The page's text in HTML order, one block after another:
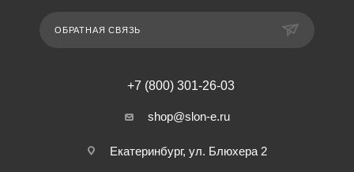
ОБРАТНАЯ СВЯЗЬ
+7 (800) 301-26-03
shop@slon-e.ru
Екатеринбург, ул. Блюхера 2